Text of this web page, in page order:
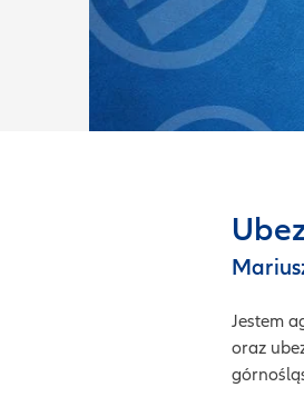
Jestem
oraz